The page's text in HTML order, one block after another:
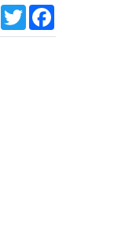
TikTokTwitter